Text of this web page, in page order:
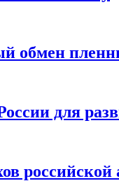
обмен
для